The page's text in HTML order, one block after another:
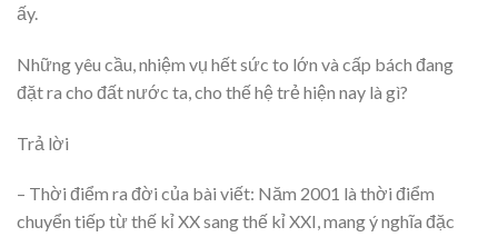
ấy.
Những yêu cầu, nhiệm vụ hết sức to lớn và cấp bách đang
đặt ra cho đất nước ta, cho thế hệ trẻ hiện nay là gì?
Trả lời
– Thời điểm ra đời của bài viết: Năm 2001 là thời điểm
chuyển tiếp từ thế kỉ XX sang thế kỉ XXI, mang ý nghĩa đặc